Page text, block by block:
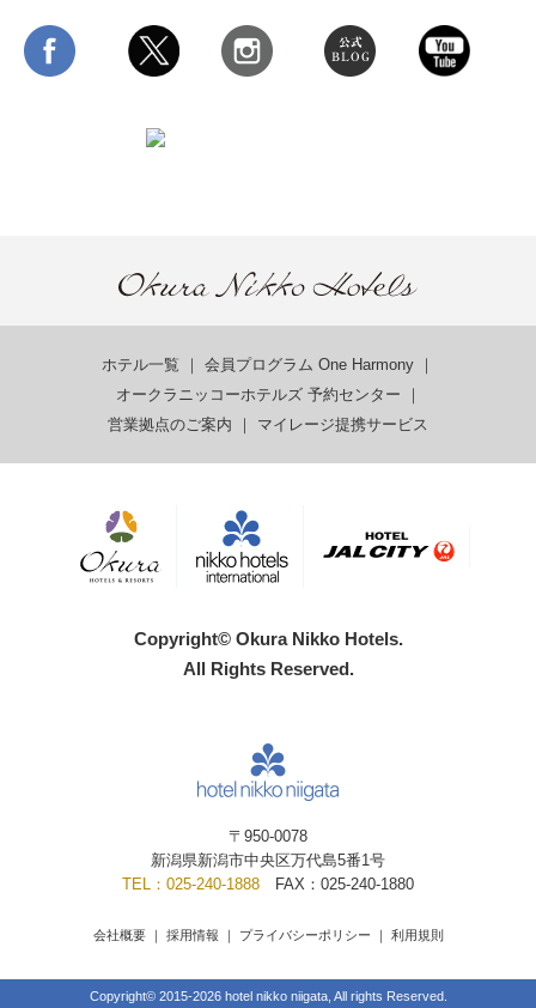
ホテル一覧 ｜ 会員プログラム One Harmony ｜
オークラニッコーホテルズ 予約センター ｜
営業拠点のご案内 ｜ マイレージ提携サービス
Copyright© Okura Nikko Hotels.
All Rights Reserved.
〒950-0078
新潟県新潟市中央区万代島5番1号
TEL：025-240-1888 FAX：025-240-1880
会社概要｜ 採用情報 プライバシーポリシー 利用規則
Copyright© 2015-2026 hotel nikko niigata, All rights Reserved.